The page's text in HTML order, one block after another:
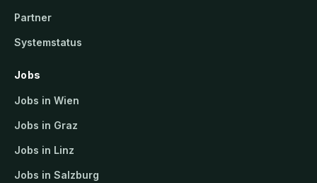
Partner
Systemstatus
Jobs
Jobs in Wien
Jobs in Graz
Jobs in Linz
Jobs in Salzburg